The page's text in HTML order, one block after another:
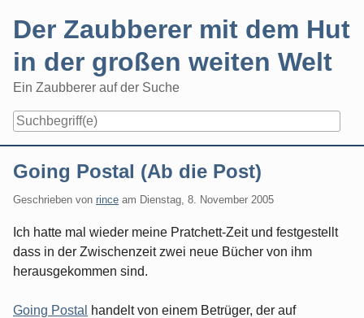
Der Zaubberer mit dem Hut
in der großen weiten Welt
Ein Zaubberer auf der Suche
Going Postal (Ab die Post)
Geschrieben von rince am Dienstag, 8. November 2005
Ich hatte mal wieder meine Pratchett-Zeit und festgestellt
dass in der Zwischenzeit zwei neue Bücher von ihm
herausgekommen sind.
Going Postal
handelt von einem Betrüger, der auf